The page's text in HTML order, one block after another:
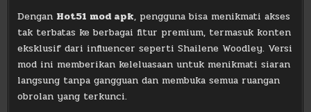
Dengan Hot51 mod apk, pengguna bisa menikmati akses
tak terbatas ke berbagai fitur premium, termasuk konten
eksklusif dari influencer seperti Shailene Woodley. Versi
mod ini memberikan keleluasaan untuk menikmati siaran
langsung tanpa gangguan dan membuka semua ruangan
obrolan yang terkunci.